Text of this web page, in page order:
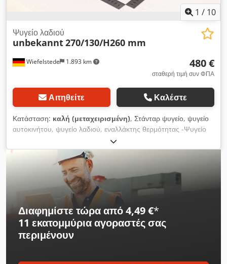
1 / 10
Wiefelstede 1.893 km
Ψυγείο λαδιού
unbekannt270/130/H260 mm
480 €
σταθερή τιμή συν ΦΠΑ
Αιτηθείτε Καλέστε
Κατάσταση: καλή (μεταχειρισμένη), Στάνταρ ψυγείο, ψυγείο
αυτοκινήτου, ψυγείο λαδιού, εναλλάκτης θερμότητας -Ψυγείο
λαδιού: εναλλάκτης θερμότητας, χωρίς ανεμιστήρα Dcsdpfx
Aozk Etbokbjk -Τύπος: δυστυχώς, δεν υπάρχει αναγραφή
τύπου -Πίεση: μέγ. 20 bar -Θερμοκρασία: μέγ. 120 °C
-Διαστάσεις: 270/130/Υ260 mm -Βάρος: 4,4 kg
Διαφημίστε τώρα από 4,49 €*
11 εκατομμύρια αγοραστέςσας
περιμένουν